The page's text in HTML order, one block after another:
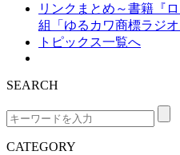
リンクまとめ～書籍『
組「ゆるカワ商標ラジオ
トピックス一覧へ
SEARCH
CATEGORY